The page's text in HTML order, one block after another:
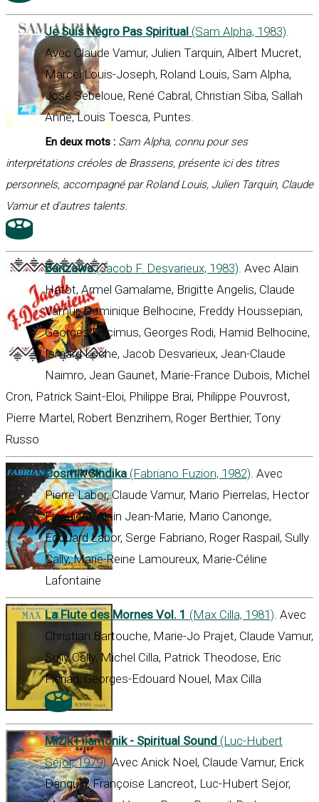
Je Suis Négro Pas Spiritual (Sam Alpha, 1983).
Avec Claude Vamur, Julien Tarquin, Albert Mucret,
Marcel Louis-Joseph, Roland Louis, Sam Alpha,
José Sebeloue, René Cabral, Christian Siba, Sallah
Anne, Louis Toesca, Puntes.
En deux mots : Sam Alpha, connu pour ses
interprétations créoles de Brassens, présente ici des titres
personnels, accompagné par Roland Louis, Julien Tarquin, Claude
Vamur et d'autres talents.
Banzawa(Jacob F. Desvarieux, 1983). Avec Alain
Hatot, Armel Gamalame, Brigitte Angelis, Claude
Vamur, Dominique Belhocine, Freddy Houssepian,
Georges Decimus, Georges Rodi, Hamid Belhocine,
Ismard Loche, Jacob Desvarieux, Jean-Claude
Naimro, Jean Gaunet, Marie-France Dubois, Michel
Cron, Patrick Saint-Eloi, Philippe Brai, Philippe Pouvrost,
Pierre Martel, Robert Benzrihem, Roger Berthier, Tony
Russo
Cosmik Sindika (Fabriano Fuzion, 1982). Avec
Pierre Labor, Claude Vamur, Mario Pierrelas, Hector
Ficadière, Alain Jean-Marie, Mario Canonge,
Edouard Labor, Serge Fabriano, Roger Raspail, Sully
Cally, Marie-Reine Lamoureux, Marie-Céline
Lafontaine
La Flute des Mornes Vol. 1 (Max Cilla, 1981). Avec
Christian Bartouche, Marie-Jo Prajet, Claude Vamur,
Sully Cally, Michel Cilla, Patrick Theodose, Eric
Fleriag, Georges-Edouard Nouel, Max Cilla
Mizik Filamonik - Spiritual Sound (Luc-Hubert
Séjor, 1979). Avec Anick Noel, Claude Vamur, Erick
Danquin, Françoise Lancreot, Luc-Hubert Sejor,